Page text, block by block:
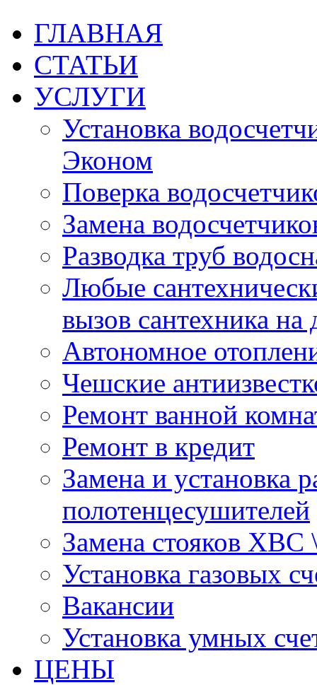
ГЛАВНАЯ
СТАТЬИ
УСЛУГИ
Установка
Эконом
Поверка
Замена
Разводка труб
Любые
вызов сантехника на
Автономное
Чешские
Ремонт ванной
Ремонт в кредит
Замена и установка
полотенцесушителей
Замена стояков
Установка газовых
Вакансии
Установка умных
ЦЕНЫ